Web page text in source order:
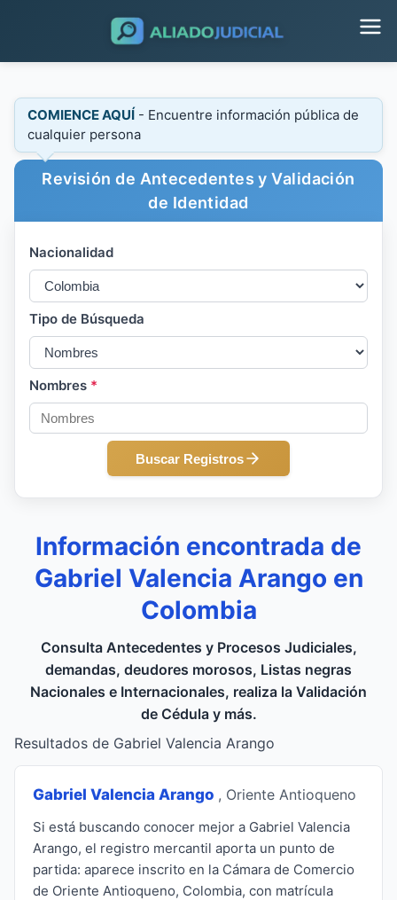
COMIENCE AQUÍ - Encuentre información pública de
cualquier persona
Revisión de Antecedentes y Validación
de Identidad
Nacionalidad
Tipo de Búsqueda
Nombres *
Buscar Registros
Información encontrada de
Gabriel Valencia Arango en
Colombia
Consulta Antecedentes y Procesos Judiciales,
demandas, deudores morosos, Listas negras
Nacionales e Internacionales, realiza la Validación
de Cédula y más.
Resultados de Gabriel Valencia Arango
Gabriel Valencia Arango , Oriente Antioqueno
Si está buscando conocer mejor a Gabriel Valencia
Arango, el registro mercantil aporta un punto de
partida: aparece inscrito en la Cámara de Comercio
de Oriente Antioqueno, Colombia, con matrícula